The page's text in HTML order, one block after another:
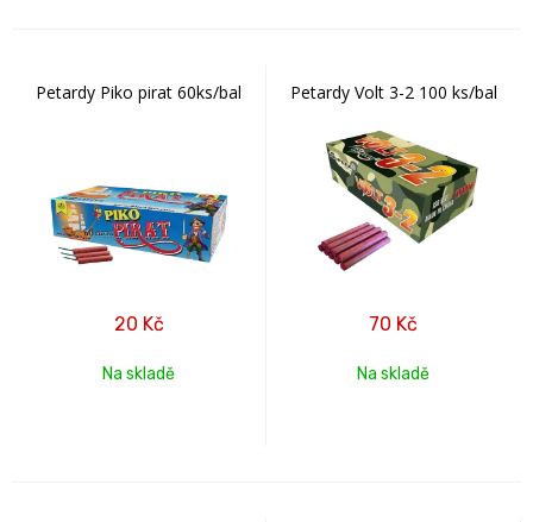
Petardy Piko pirat 60ks/bal
20 Kč
Na skladě
Petardy Volt 3-2 100 ks/bal
70 Kč
Na skladě